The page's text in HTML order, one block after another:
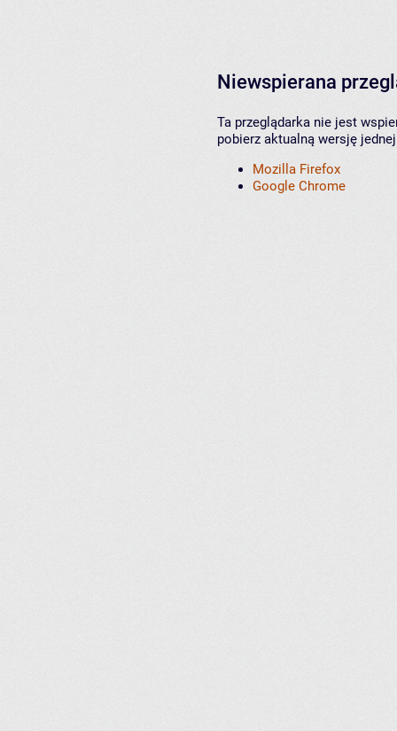
Niewspierana
Ta przeglądarka nie jest
pobierz aktualną wersję
Mozilla Firefox
Google Chrome